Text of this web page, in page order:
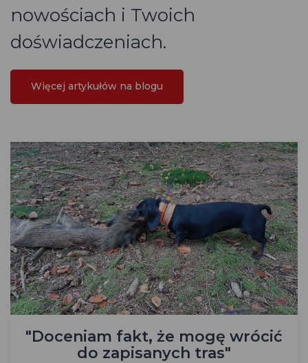
nowościach i Twoich
doświadczeniach.
Więcej artykułów na blogu
"Doceniam fakt, że mogę wrócić
do zapisanych tras"